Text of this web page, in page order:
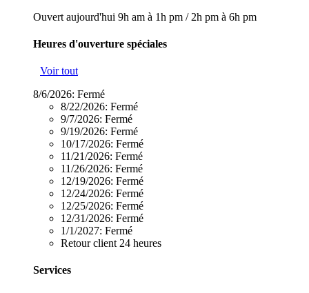
Ouvert aujourd'hui 9h am à 1h pm / 2h pm à 6h pm
Heures d'ouverture spéciales
Voir tout
8/6/2026: Fermé
8/22/2026: Fermé
9/7/2026: Fermé
9/19/2026: Fermé
10/17/2026: Fermé
11/21/2026: Fermé
11/26/2026: Fermé
12/19/2026: Fermé
12/24/2026: Fermé
12/25/2026: Fermé
12/31/2026: Fermé
1/1/2027: Fermé
Retour client 24 heures
Services